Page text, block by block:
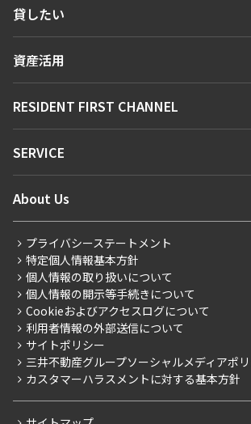
人気エリアから探す
新着情報から探す
新着募集情報
こだわりから探す
こだわり一覧
プレミアムマンション
新築
当社限定（港区・渋谷区）
当社限定（港区・渋谷区以外）
三井不動産企画
貸したい
お問い合わせ
資産活用
お問い合わせ
RESIDENT FIRST CHANNEL
マンションレポート
住まいのコラム
SERVICE
会員ページ
ご入居・提携サービス
お部屋探しからご契約まで
よくあるご質問
社宅紹介
【仲介会社様向け】当社仲介事業部取り扱
About Us
会社情報
事業案内
採用情報
ニュースリリース
お問い合わせ
プライバシーステートメント
特定個人情報基本方針
個人情報の取り扱いについて
個人情報の開示等手続きについて
Cookieおよびアクセスログについて
利用者情報の外部送信について
サイトポリシー
三井不動産グループソーシャルメディアポ
カスタマーハラスメントに対する基本方針